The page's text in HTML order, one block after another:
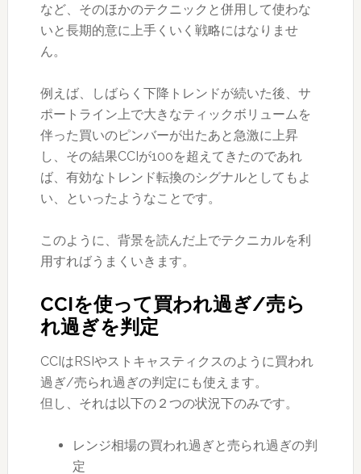
など、そのほかのテクニックと併用して使わな
いと長期的意に上手くいく戦略にはなりませ
ん。
例えば、しばらく下降トレンドが続いた後、サ
ポートライン上で大きなティックボリュームを
伴った買いのピンバーが出たあと急激に上昇
し、その結果CCIが100を超えてきたのであれ
ば、有効なトレンド転換のシグナルとしてもよ
い、といったようなことです。
このように、背景を読んだ上でテクニカルを利
用すればうまくいきます。
CCIを使って買われ過ぎ/売ら
れ過ぎを判定
CCIはRSIやストキャスティクスのように買われ
過ぎ/売られ過ぎの判定にも使えます。
但し、それは以下の２つの状況下のみです。
レンジ相場の買われ過ぎと売られ過ぎの判
定